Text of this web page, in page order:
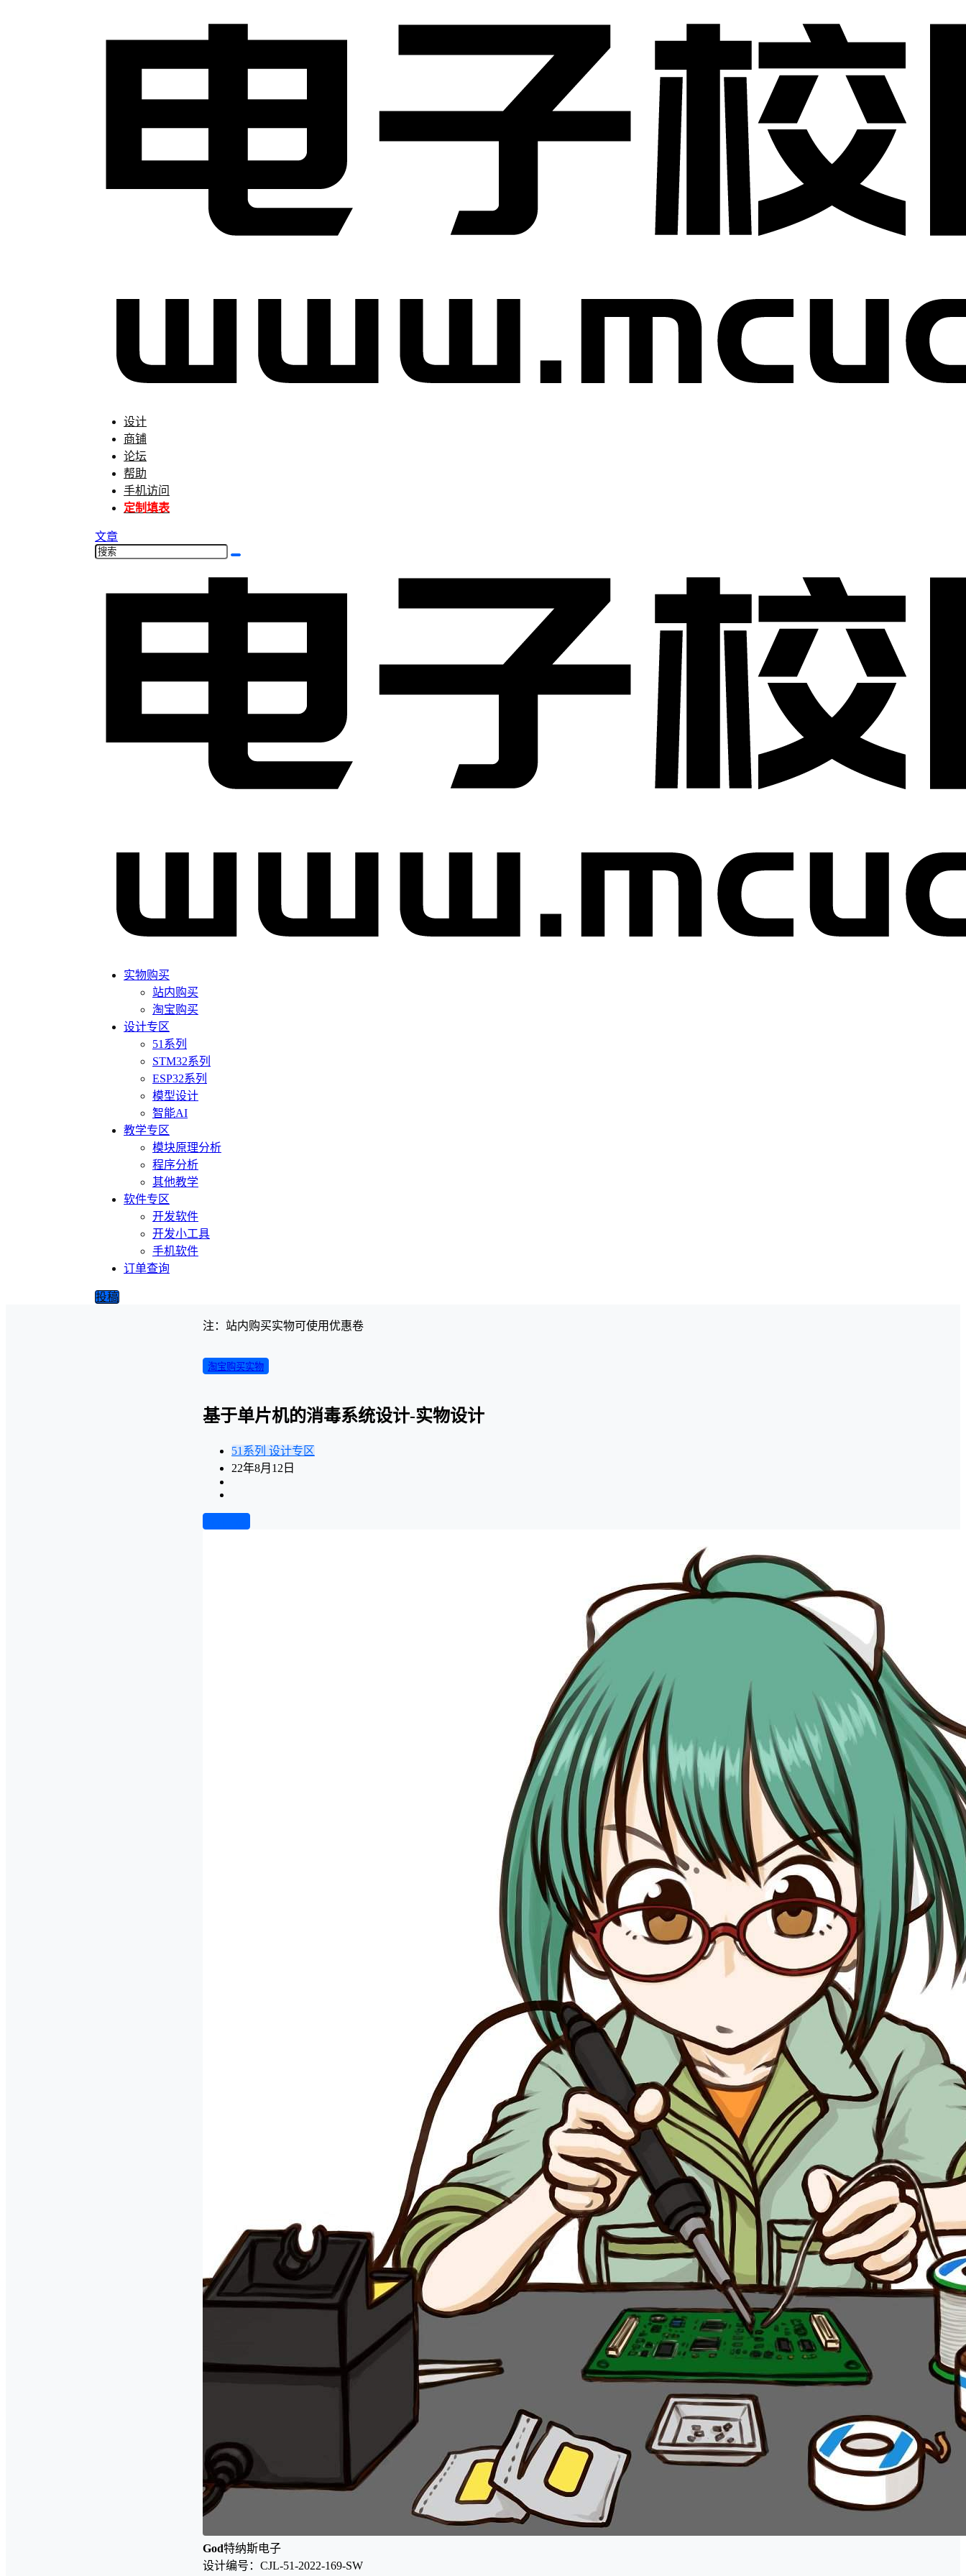
设计
商铺
论坛
帮助
手机访问
定制填表
文章
实物购买
站内购买
淘宝购买
设计专区
51系列
STM32系列
ESP32系列
模型设计
智能AI
教学专区
模块原理分析
程序分析
其他教学
软件专区
开发软件
开发小工具
手机软件
订单查询
投稿
注：站内购买实物可使用优惠卷
淘宝购买实物
基于单片机的消毒系统设计-实物设计
51系列 设计专区
22年8月12日
God特纳斯电子
设计编号：CJL-51-2022-169-SW